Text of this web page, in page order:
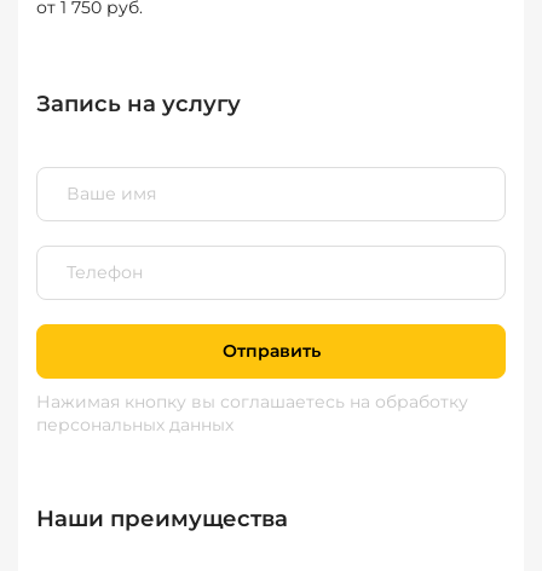
от 1 750 руб.
Запись на услугу
Отправить
Нажимая кнопку вы соглашаетесь на обработку
персональных данных
Наши преимущества